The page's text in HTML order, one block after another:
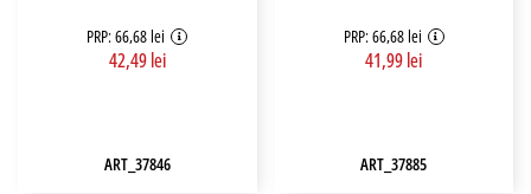
PRP: 66,68 lei
42,49 lei
ART_37846
PRP: 66,68 lei
41,99 lei
ART_37885